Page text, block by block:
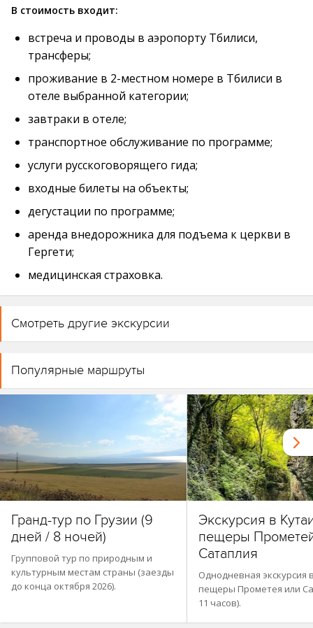
В стоимость входит:
встреча и проводы в аэропорту Тбилиси,
трансферы;
проживание в 2-местном номере в Тбилиси в
отеле выбранной категории;
завтраки в отеле;
транспортное обслуживание по программе;
услуги русскоговорящего гида;
входные билеты на объекты;
дегустации по программе;
аренда внедорожника для подъема к церкви в
Гергети;
медицинская страховка.
Смотреть другие экскурсии
Популярные маршруты
Гранд-тур по Грузии (9
дней / 8 ночей)
Групповой тур по природным и
культурным местам страны (заезды
до конца октября 2026).
Экскурсия в
пещеры
Сатаплия
Однодневная экскурсия
пещеры Прометея или
11 часов).